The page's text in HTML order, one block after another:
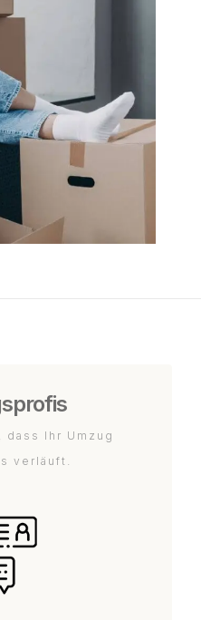
dass Ihr Umzug
verläuft.